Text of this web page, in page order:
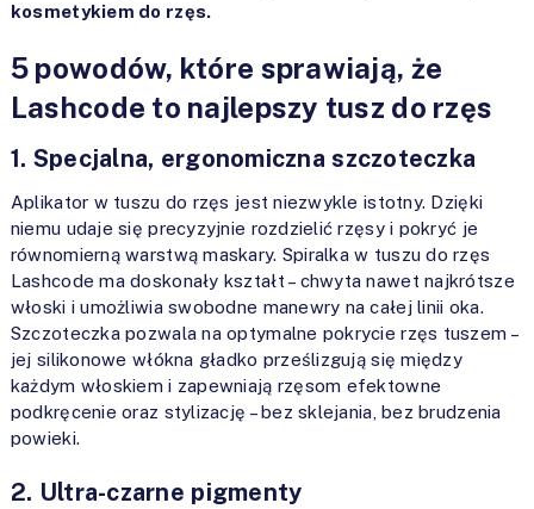
kosmetykiem do rzęs.
5 powodów, które sprawiają, że
Lashcode to najlepszy tusz do rzęs
1. Specjalna, ergonomiczna szczoteczka
Aplikator w tuszu do rzęs jest niezwykle istotny. Dzięki
niemu udaje się precyzyjnie rozdzielić rzęsy i pokryć je
równomierną warstwą maskary. Spiralka w tuszu do rzęs
Lashcode ma doskonały kształt – chwyta nawet najkrótsze
włoski i umożliwia swobodne manewry na całej linii oka.
Szczoteczka pozwala na optymalne pokrycie rzęs tuszem –
jej silikonowe włókna gładko prześlizgują się między
każdym włoskiem i zapewniają rzęsom efektowne
podkręcenie oraz stylizację – bez sklejania, bez brudzenia
powieki.
2. Ultra-czarne pigmenty